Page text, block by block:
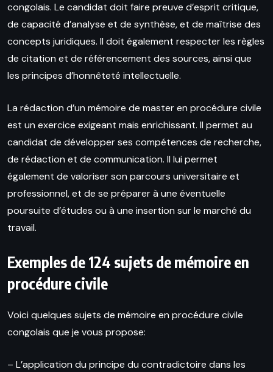
congolais. Le candidat doit faire preuve d’esprit critique,
de capacité d’analyse et de synthèse, et de maîtrise des
concepts juridiques. Il doit également respecter les règles
de citation et de référencement des sources, ainsi que
les principes d’honnêteté intellectuelle.
La rédaction d’un mémoire de master en procédure civile
est un exercice exigeant mais enrichissant. Il permet au
candidat de développer ses compétences de recherche,
de rédaction et de communication. Il lui permet
également de valoriser son parcours universitaire et
professionnel, et de se préparer à une éventuelle
poursuite d’études ou à une insertion sur le marché du
travail.
Exemples de 124 sujets de mémoire en
procédure civile
Voici quelques sujets de mémoire en procédure civile
congolais que je vous propose:
– L’application du principe du contradictoire dans les